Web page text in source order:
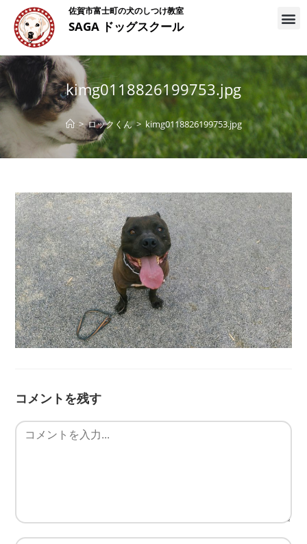
佐賀市富士町の犬のしつけ教室
SAGA ドッグスクール
kimg0118826199753.jpg
> ロックくん > kimg0118826199753.jpg
コメントを残す